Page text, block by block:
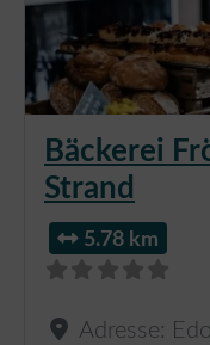
Bäckerei
Strand
5.78 km
Adresse: